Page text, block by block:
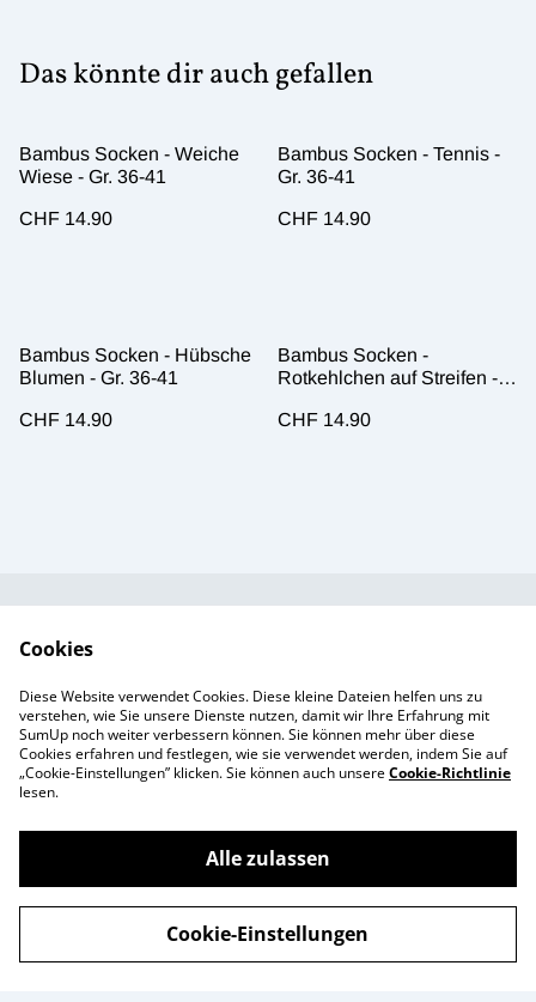
Das könnte dir auch gefallen
Bambus Socken - Weiche
Wiese - Gr. 36-41
CHF 14.90
Bambus Socken - Tennis -
Gr. 36-41
CHF 14.90
Bambus Socken - Hübsche
Blumen - Gr. 36-41
CHF 14.90
Bambus Socken -
Rotkehlchen auf Streifen -
CHF 14.90
Öffnungszeiten
Impressum
Cookie-Richtlinie
Produkte
Enchanté Store - Thun
Cookies
Diese Website verwendet Cookies. Diese kleine Dateien helfen uns zu
verstehen, wie Sie unsere Dienste nutzen, damit wir Ihre Erfahrung mit
SumUp noch weiter verbessern können. Sie können mehr über diese
Cookies erfahren und festlegen, wie sie verwendet werden, indem Sie auf
„Cookie-Einstellungen” klicken. Sie können auch unsereCookie-Richtlinie
lesen.
Alle zulassen
Cookie-Einstellungen